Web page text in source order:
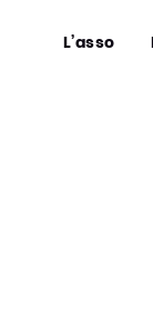
L’asso